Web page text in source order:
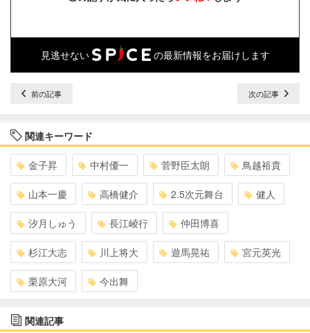
見逃せない の最新情報をお届けします
前の記事 次の記事
関連キーワード
金子昇 中村優一 菅野臣太朗 鳥越裕貴
山本一慶 高橋健介 2.5次元舞台 健人
汐月しゅう 長江崚行 仲田博喜
杉江大志 川上将大 遊馬晃祐 宮元英光
栗原大河 今出舞
関連記事